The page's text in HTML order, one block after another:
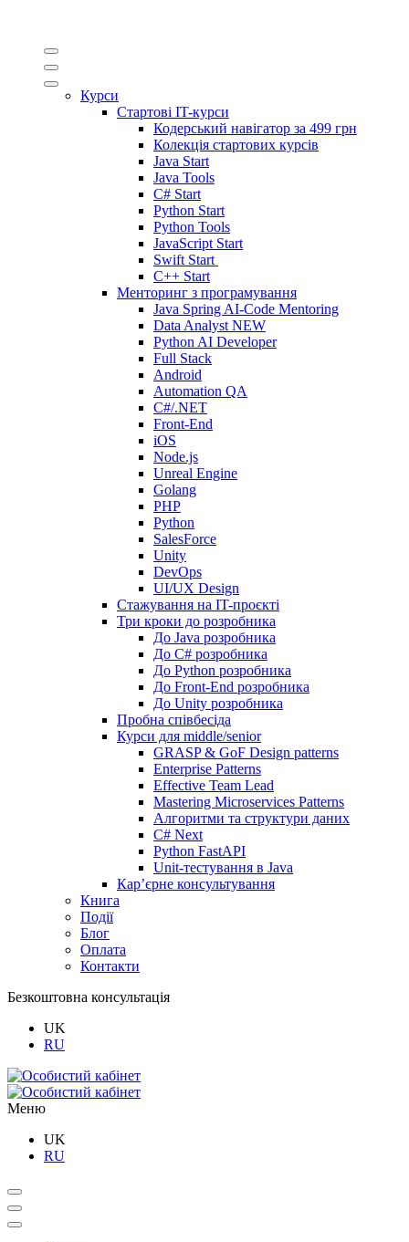
Курси
Стартові IT-курси
Кодерський навігатор за 499 грн
Колекція стартових курсів
Java Start
Java Tools
C# Start
Python Start
Python Tools
JavaScript Start
Swift Start
C++ Start
Менторинг з програмування
Java Spring AI-Code Mentoring
Data Analyst NEW
Python AI Developer
Full Stack
Android
Automation QA
C#/.NET
Front-End
iOS
Node.js
Unreal Engine
Golang
PHP
Python
SalesForce
Unity
DevOps
UI/UX Design
Стажування на IT-проєкті
Три кроки до розробника
До Java розробника
До C# розробника
До Python розробника
До Front-End розробника
До Unity розробника
Пробна співбесіда
Курси для middle/senior
GRASP & GoF Design patterns
Enterprise Patterns
Effective Team Lead
Mastering Microservices Patterns
Алгоритми та структури даних
C# Next
Python FastAPI
Unit-тестування в Java
Кар’єрне консультування
Книга
Події
Блог
Оплата
Контакти
Безкоштовна консультація
UK
RU
Меню
UK
RU